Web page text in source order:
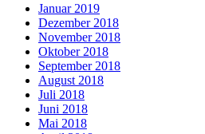
Januar 2019
Dezember 2018
November 2018
Oktober 2018
September 2018
August 2018
Juli 2018
Juni 2018
Mai 2018